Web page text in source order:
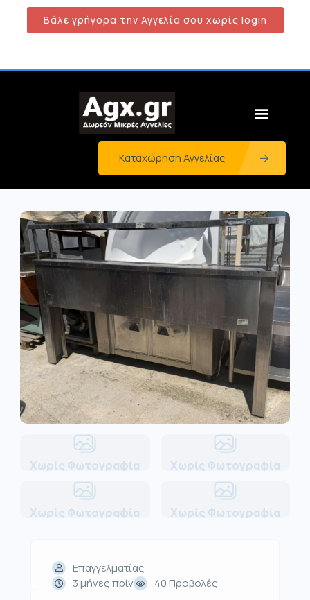
Βάλε γρήγορα την Αγγελία σου χωρίς login
Καταχώρηση Αγγελίας
Χωρίς Φωτογραφία Χωρίς Φωτογραφία
Χωρίς Φωτογραφία Χωρίς Φωτογραφία
Επαγγελματίας
3 μήνες πρίν
40 Προβολές